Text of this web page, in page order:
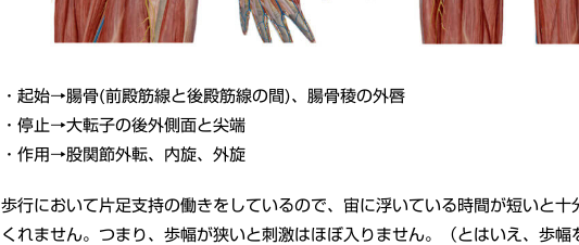
・起始→腸骨(前殿筋線と後殿筋線の間)、腸骨稜の外唇
・停止→大転子の後外側面と尖端
・作用→股関節外転、内旋、外旋
歩行において片足支持の働きをしているので、宙に浮いている時間が短いと十
くれません。つまり、歩幅が狭いと刺激はほぼ入りません。（とはいえ、歩幅